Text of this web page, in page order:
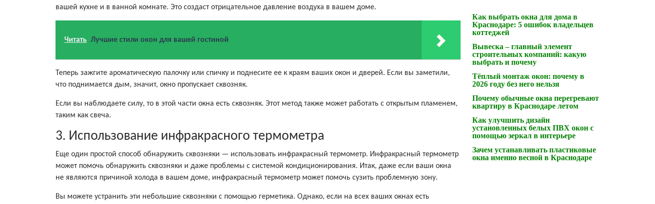
вашей кухне и в ванной комнате. Это создаст отрицательное давление воздуха в вашем доме.
Читать Лучшие стили окон для вашей гостиной
Теперь зажгите ароматическую палочку или спичку и поднесите ее к краям ваших окон и дверей. Если вы заметили,
что поднимается дым, значит, окно пропускает сквозняк.
Если вы наблюдаете силу, то в этой части окна есть сквозняк. Этот метод также может работать с открытым пламенем,
таким как свеча.
3. Использование инфракрасного термометра
Еще один простой способ обнаружить сквозняки — использовать инфракрасный термометр. Инфракрасный термометр
может помочь обнаружить сквозняки и даже проблемы с системой кондиционирования. Итак, даже если ваши окна
не являются причиной холода в вашем доме, инфракрасный термометр может помочь сузить проблемную зону.
Вы можете устранить эти небольшие сквозняки с помощью герметика. Однако, если на всех ваших окнах есть
Как выбрать окна для дома в
Краснодаре: 5 ошибок владельцев
коттеджей
Вывеска – главный элемент
строительных компаний: какую
выбрать и почему
Тёплый монтаж окон: почему в
2026 году без него нельзя
Почему обычные окна перегревают
квартиру в Краснодаре летом
Как улучшить дизайн
установленных белых ПВХ окон с
помощью зеркал в интерьере
Зачем устанавливать пластиковые
окна именно весной в Краснодаре